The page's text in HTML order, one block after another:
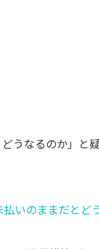
うなるのか」と
いのままだとど